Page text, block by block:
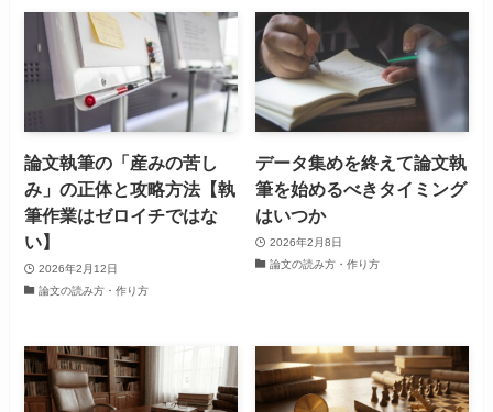
論文執筆の「産みの苦し
み」の正体と攻略方法【執
筆作業はゼロイチではな
い】
2026年2月12日
論文の読み方・作り方
データ集めを終えて論文執
筆を始めるべきタイミング
はいつか
2026年2月8日
論文の読み方・作り方